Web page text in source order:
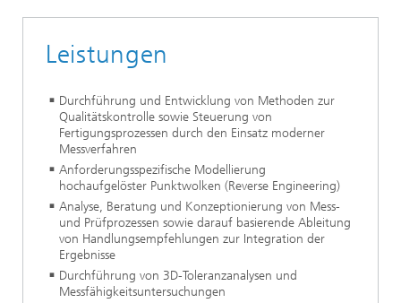
Leistungen
Durchführung und Entwicklung von Methoden zur
Qualitätskontrolle sowie Steuerung von
Fertigungsprozessen durch den Einsatz moderner
Messverfahren
Anforderungsspezifische Modellierung
hochaufgelöster Punktwolken (Reverse Engineering)
Analyse, Beratung und Konzeptionierung von Mess-
und Prüfprozessen sowie darauf basierende Ableitung
von Handlungsempfehlungen zur Integration der
Ergebnisse
Durchführung von 3D-Toleranzanalysen und
Messfähigkeitsuntersuchungen